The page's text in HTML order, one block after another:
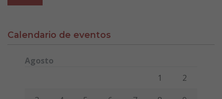
Calendario de eventos
Agosto
Viernes Sábado
1 2